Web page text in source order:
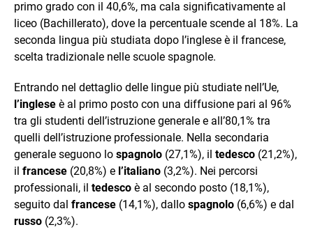
primo grado con il 40,6%, ma cala significativamente al
liceo (Bachillerato), dove la percentuale scende al 18%. La
seconda lingua più studiata dopo l’inglese è il francese,
scelta tradizionale nelle scuole spagnole.
Entrando nel dettaglio delle lingue più studiate nell’Ue,
l’inglese è al primo posto con una diffusione pari al 96%
tra gli studenti dell’istruzione generale e all’80,1% tra
quelli dell’istruzione professionale. Nella secondaria
generale seguono lo spagnolo (27,1%), il tedesco (21,2%),
il francese (20,8%) e l’italiano (3,2%). Nei percorsi
professionali, il tedesco è al secondo posto (18,1%),
seguito dal francese (14,1%), dallo spagnolo (6,6%) e dal
russo (2,3%).